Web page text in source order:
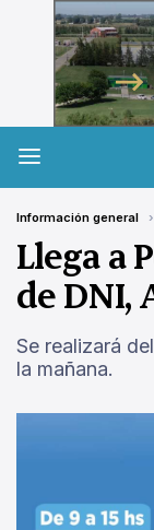
Información general
Llega a
de DNI,
Se realizará
la mañana.